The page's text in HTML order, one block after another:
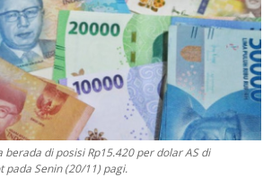
di posisi Rp15.420 per dolar AS di
pada Senin (20/11) pagi.